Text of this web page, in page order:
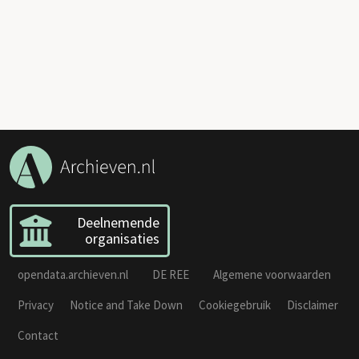
Deelnemende
organisaties
opendata.archieven.nl DE REE
Algemene voorwaarden
Privacy
Notice and Take Down Cookiegebruik
Disclaimer
Contact